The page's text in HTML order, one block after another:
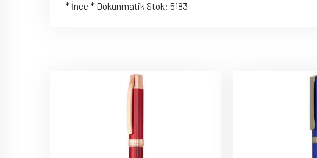
* İnce * Dokunmatik Stok: 5183